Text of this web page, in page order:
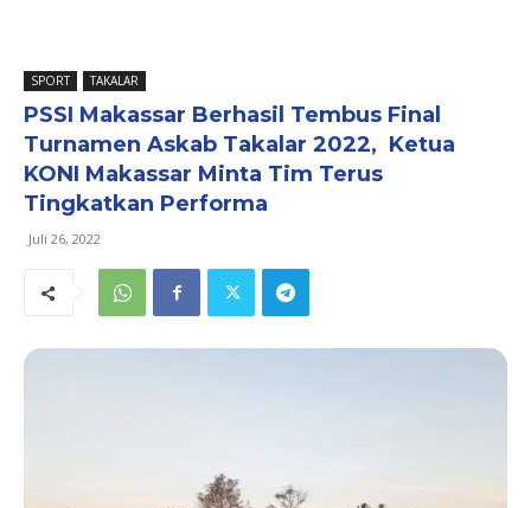
SPORT TAKALAR
PSSI Makassar Berhasil Tembus Final
Turnamen Askab Takalar 2022, Ketua
KONI Makassar Minta Tim Terus
Tingkatkan Performa
Juli 26, 2022